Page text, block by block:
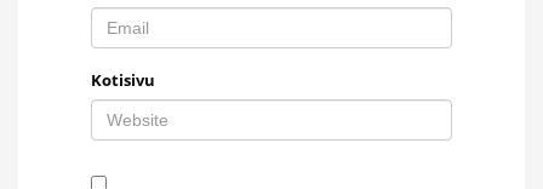
Kotisivu